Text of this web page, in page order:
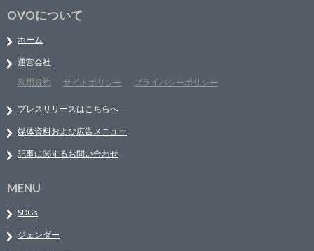
OVOについて
ホーム
運営会社
利用規約
サイトポリシー プライバシーポリシー
プレスリリースはこちらへ
媒体資料および広告メニュー
記事に関するお問い合わせ
MENU
SDGs
ジェンダー